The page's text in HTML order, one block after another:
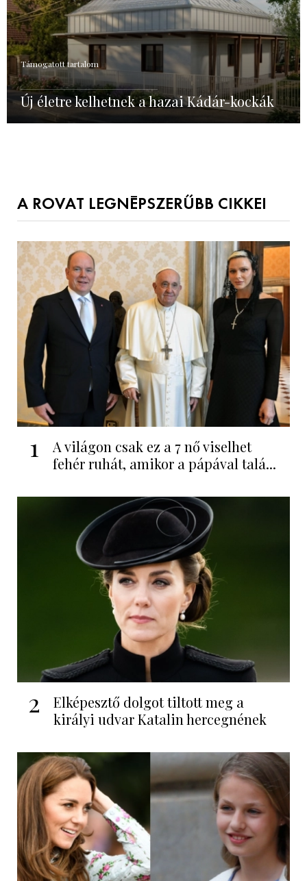
Támogatott tartalom
Új életre kelhetnek a hazai Kádár-kockák
A ROVAT LEGNÉPSZERŰBB CIKKEI
1
A világon csak ez a 7 nő viselhet
fehér ruhát, amikor a pápával talá...
2
Elképesztő dolgot tiltott meg a
királyi udvar Katalin hercegnének